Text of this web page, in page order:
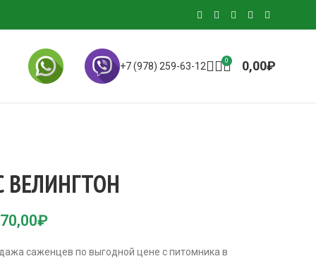
+7 (978) 259-63-12 0 0,00₽
ВЕЛИНГТОН
₽
саженцев по выгодной цене с питомника в